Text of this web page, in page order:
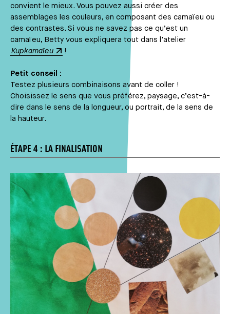
convient le mieux. Vous pouvez aussi créer des
assemblages les couleurs, en composant des camaïeu ou
des contrastes. Si vous ne savez pas ce qu’est un
camaïeu, Betty vous expliquera tout dans l'atelier
Kupkamaïeu
!
Petit conseil :
Testez plusieurs combinaisons avant de coller !
Choisissez le sens que vous préférez, paysage, c’est-à-
dire dans le sens de la longueur, ou portrait, de la sens de
la hauteur.
ÉTAPE 4 : LA FINALISATION
Média